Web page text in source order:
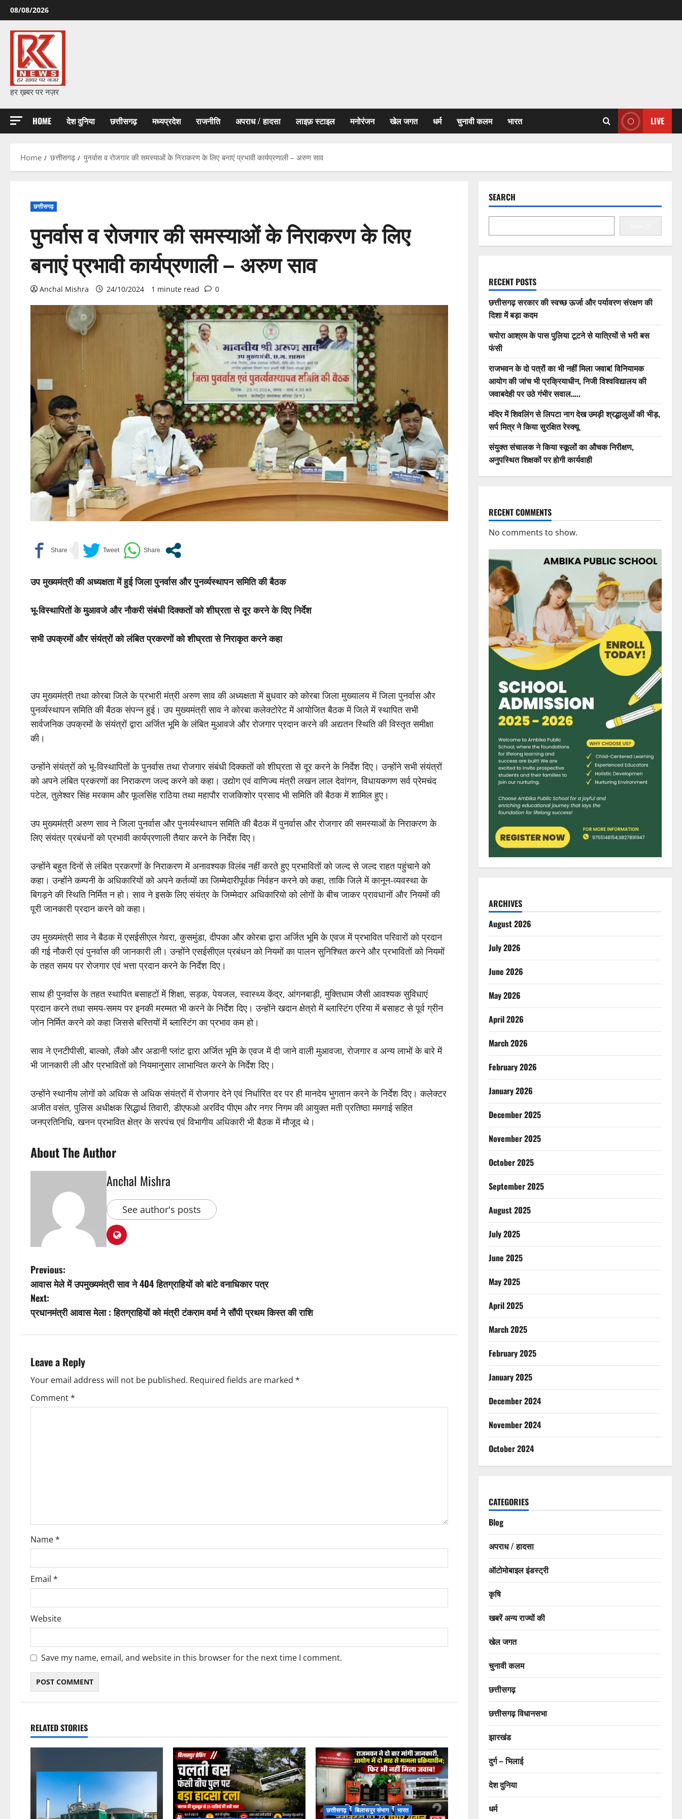
Skip
to
content
08/08/2026
हर ख़बर पर नज़र
HOME देश दुनिया छत्तीसगढ़ मध्यप्रदेश राजनीति अपराध / हादसा लाइफ़ स्टाइल मनोरंजन खेल जगत धर्म चुनावी कलम भारत LIVE
Home छत्तीसगढ़ पुनर्वास व रोजगार की समस्याओं के निराकरण के लिए बनाएं प्रभावी कार्यप्रणाली – अरुण साव
छत्तीसगढ़
पुनर्वास व रोजगार की समस्याओं के निराकरण के लिए
बनाएं प्रभावी कार्यप्रणाली – अरुण साव
Anchal Mishra 24/10/2024 1 minute read 0
उप मुख्यमंत्री की अध्यक्षता में हुई जिला पुनर्वास और पुनर्व्यस्थापन समिति की बैठक
भू-विस्थापितों के मुआवजे और नौकरी संबंधी दिक्कतों को शीघ्रता से दूर करने के दिए निर्देश
सभी उपक्रमों और संयंत्रों को लंबित प्रकरणों को शीघ्रता से निराकृत करने कहा
उप मुख्यमंत्री तथा कोरबा जिले के प्रभारी मंत्री अरुण साव की अध्यक्षता में बुधवार को कोरबा जिला मुख्यालय में जिला पुनर्वास और
पुनर्व्यस्थापन समिति की बैठक संपन्न हुई। उप मुख्यमंत्री साव ने कोरबा कलेक्टोरेट में आयोजित बैठक में जिले में स्थापित सभी
सार्वजनिक उपक्रमों के संयंत्रों द्वारा अर्जित भूमि के लंबित मुआवजे और रोजगार प्रदान करने की अद्यतन स्थिति की विस्तृत समीक्षा
की।
उन्होंने संयंत्रों को भू-विस्थापितों के पुनर्वास तथा रोजगार संबंधी दिक्कतों को शीघ्रता से दूर करने के निर्देश दिए। उन्होंने सभी संयंत्रों
को अपने लंबित प्रकरणों का निराकरण जल्द करने को कहा। उद्योग एवं वाणिज्य मंत्री लखन लाल देवांगन, विधायकगण सर्व प्रेमचंद
पटेल, तुलेश्वर सिंह मरकाम और फूलसिंह राठिया तथा महापौर राजकिशोर प्रसाद भी समिति की बैठक में शामिल हुए।
उप मुख्यमंत्री अरुण साव ने जिला पुनर्वास और पुनर्व्यस्थापन समिति की बैठक में पुनर्वास और रोजगार की समस्याओं के निराकरण के
लिए संयंत्र प्रबंधनों को प्रभावी कार्यप्रणाली तैयार करने के निर्देश दिए।
उन्होंने बहुत दिनों से लंबित प्रकरणों के निराकरण में अनावश्यक विलंब नहीं करते हुए प्रभावितों को जल्द से जल्द राहत पहुंचाने को
कहा। उन्होंने कम्पनी के अधिकारियों को अपने कर्तव्यों का जिम्मेदारीपूर्वक निर्वहन करने को कहा, ताकि जिले में कानून-व्यवस्था के
बिगड़ने की स्थिति निर्मित न हो। साव ने इसके लिए संयंत्र के जिम्मेदार अधिकारियो को लोगों के बीच जाकर प्रावधानों और नियमों की
पूरी जानकारी प्रदान करने को कहा।
उप मुख्यमंत्री साव ने बैठक में एसईसीएल गेवरा, कुसमुंडा, दीपका और कोरबा द्वारा अर्जित भूमि के एवज में प्रभावित परिवारों को प्रदान
की गई नौकरी एवं पुनर्वास की जानकारी ली। उन्होंने एसईसीएल प्रबंधन को नियमों का पालन सुनिश्चित करने और प्रभावितों को नियमों
के तहत समय पर रोजगार एवं भत्ता प्रदान करने के निर्देश दिए।
साथ ही पुनर्वास के तहत स्थापित बसाहटों में शिक्षा, सड़क, पेयजल, स्वास्थ्य केंद्र, आंगनबाड़ी, मुक्तिधाम जैसी आवश्यक सुविधाएं
प्रदान करने तथा समय-समय पर इनकी मरम्मत भी करने के निर्देश दिए। उन्होंने खदान क्षेत्रो में ब्लास्टिंग एरिया में बसाहट से पूर्व ग्रीन
जोन निर्मित करने को कहा जिससे बस्तियों में ब्लास्टिंग का प्रभाव कम हो।
साव ने एनटीपीसी, बाल्को, लैंको और अडानी प्लांट द्वारा अर्जित भूमि के एवज में दी जाने वाली मुआवजा, रोजगार व अन्य लाभों के बारे में
भी जानकारी ली और प्रभावितों को नियमानुसार लाभान्वित करने के निर्देश दिए।
उन्होंने स्थानीय लोगों को अधिक से अधिक संयंत्रों में रोजगार देने एवं निर्धारित दर पर ही मानदेय भुगतान करने के निर्देश दिए। कलेक्टर
अजीत वसंत, पुलिस अधीक्षक सिद्धार्थ तिवारी, डीएफओ अरविंद पीएम और नगर निगम की आयुक्त मती प्रतिष्ठा ममगाई सहित
जनप्रतिनिधि, खनन प्रभावित क्षेत्र के सरपंच एवं विभागीय अधिकारी भी बैठक में मौजूद थे।
About The Author
Anchal Mishra
See author's posts
P
o
s
n
a
v
o
n
Previous:
आवास मेले में उपमुख्यमंत्री साव ने 404 हितग्राहियों को बांटे वनाधिकार पत्र
Next:
प्रधानमंत्री आवास मेला : हितग्राहियों को मंत्री टंकराम वर्मा ने सौंपी प्रथम किस्त की राशि
Leave a Reply
Your email address will not be published. Required fields are marked *
Comment*
Name*
Email *
Website
Save my name, email, and website in this browser for the next time I comment.
RELATED STORIES
छत्तीसगढ़ बिलासपुर संभाग
भारत
SEARCH
RECENT POSTS
छत्तीसगढ़ सरकार की स्वच्छ ऊर्जा और पर्यावरण संरक्षण की
दिशा में बड़ा कदम
चपोरा आश्रम के पास पुलिया टूटने से यात्रियों से भरी बस
फंसी
राजभवन के दो पत्रों का भी नहीं मिला जवाब! विनियामक
आयोग की जांच भी प्रक्रियाधीन, निजी विश्वविद्यालय की
जवाबदेही पर उठे गंभीर सवाल…..
मंदिर में शिवलिंग से लिपटा नाग देख उमड़ी श्रद्धालुओं की भीड़,
सर्प मित्र ने किया सुरक्षित रेस्क्यू
संयुक्त संचालक ने किया स्कूलों का औचक निरीक्षण,
अनुपस्थित शिक्षकों पर होगी कार्यवाही
RECENT COMMENTS
No comments to show.
ARCHIVES
August 2026
July 2026
June 2026
May 2026
April 2026
March 2026
February 2026
January 2026
December 2025
November 2025
October 2025
September 2025
August 2025
July 2025
June 2025
May 2025
April 2025
March 2025
February 2025
January 2025
December 2024
November 2024
October 2024
CATEGORIES
Blog
अपराध / हादसा
ऑटोमोबाइल इंडस्ट्री
कृषि
खबरें अन्य राज्यों की
खेल जगत
चुनावी कलम
छत्तीसगढ़
छत्तीसगढ़ विधानसभा
झारखंड
दुर्ग – भिलाई
देश दुनिया
धर्म